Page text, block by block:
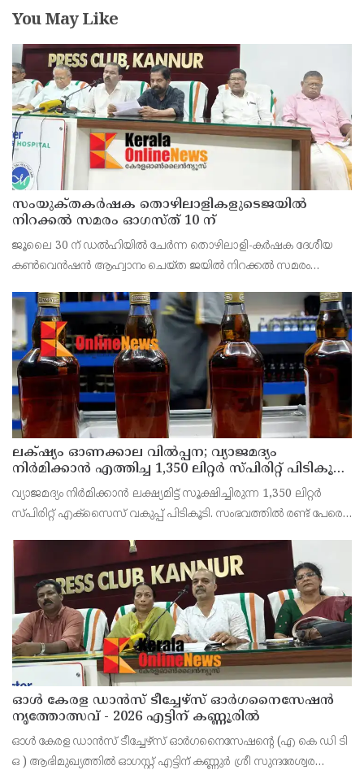
You May Like
സംയുക്‌തകർഷക തൊഴിലാളികളുടെജയിൽ
നിറക്കൽ സമരം ഓഗസ്ത് 10 ന്
ജൂലൈ 30 ന് ഡൽഹിയിൽ ചേർന്ന തൊഴിലാളി-കർഷക ദേശീയ
കൺവെൻഷൻ ആഹ്വാനം ചെയ്ത ജയിൽ നിറക്കൽ സമരം
തൊഴിലാളി സംഘടനകളുടെ സംയുക്ത ജില്ലാ സമിതി
തീരുമാനിച്ചു.ഇതിന്റെ ഭാഗമായ
ലക്‌ഷ്യം ഓണക്കാല വിൽപ്പന; വ്യാജമദ്യം
നിർമിക്കാൻ എത്തിച്ച 1,350 ലിറ്റർ സ്പിരിറ്റ് പിടികൂടി;
രണ്ട് പേർ അറസ്റ്റിൽ
വ്യാജമദ്യം നിർമിക്കാൻ ലക്ഷ്യമിട്ട് സൂക്ഷിച്ചിരുന്ന 1,350 ലിറ്റർ
സ്പിരിറ്റ് എക്സൈസ് വകുപ്പ് പിടികൂടി. സംഭവത്തിൽ രണ്ട് പേരെ
കോട്ടക്കുളങ്ങരയിലെ ഹോളോബ്രിക
ഓൾ കേരള ഡാൻസ് ടീച്ചേഴ്സ് ഓർഗനൈസേഷൻ
നൃത്തോത്സവ് - 2026 എട്ടിന് കണ്ണൂരിൽ
ഓൾ കേരള ഡാൻസ് ടീച്ചേഴ്സ് ഓർഗനൈസേഷൻ്റെ (എ കെ ഡി ടി
ഒ ) ആഭിമുഖ്യത്തിൽ ഓഗസ്റ്റ് എട്ടിന് കണ്ണുർ ശ്രീ സുന്ദരേശ്വര